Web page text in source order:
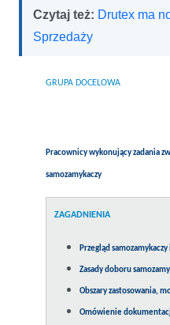
Czytaj też: Drutex ma
Sprzedaży
GRUPA DOCELOWA
Pracownicy wykonujący zadania
samozamykaczy
ZAGADNIENIA
Przegląd
Zasady doboru
Obszary zastosowania,
Omówienie